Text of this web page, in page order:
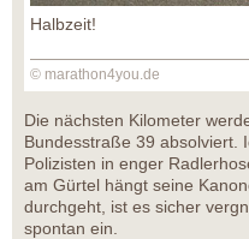
Halbzeit!
© marathon4you.de
Die nächsten Kilometer
Bundesstraße 39 absolviert.
Polizisten in enger
am Gürtel hängt seine
durchgeht, ist es sicher
spontan ein.